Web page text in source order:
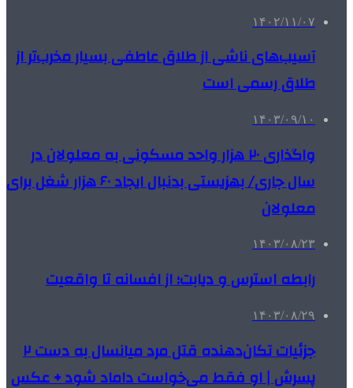
۱۴۰۲/۱۱/۰۷
آسیب‌های ناشی از طلاق عاطفی بسیار مخرب‌تر از
طلاق رسمی است
۱۴۰۳/۰۹/۱۰
واگذاری ۲۰ هزار واحد مسکونی به معلولان در
سال جاری/ بهزیستی بدنبال ایجاد ۶۰ هزار شغل برای
معلولان
۱۴۰۳/۰۸/۲۳
رابطه استرس و دیابت؛ از افسانه تا واقعیت
۱۴۰۳/۰۸/۲۹
جزئیات تکان‌دهنده قتل مرد میانسال به دست ۲
پسرش | او فقط می‌خواست داماد شود + عکس